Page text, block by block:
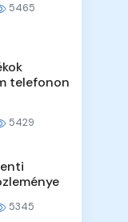
5465
telefonon
5429
5345